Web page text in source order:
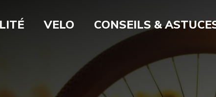
VELO CONSEILS &